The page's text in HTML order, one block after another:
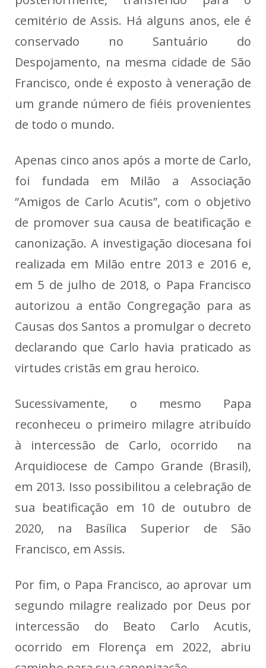
cemitério de Assis. Há alguns anos, ele é
conservado no Santuário do
Despojamento, na mesma cidade de São
Francisco, onde é exposto à veneração de
um grande número de fiéis provenientes
de todo o mundo.
Apenas cinco anos após a morte de Carlo,
foi fundada em Milão a Associação
“Amigos de Carlo Acutis”, com o objetivo
de promover sua causa de beatificação e
canonização. A investigação diocesana foi
realizada em Milão entre 2013 e 2016 e,
em 5 de julho de 2018, o Papa Francisco
autorizou a então Congregação para as
Causas dos Santos a promulgar o decreto
declarando que Carlo havia praticado as
virtudes cristãs em grau heroico.
Sucessivamente, o mesmo Papa
reconheceu o primeiro milagre atribuído
à intercessão de Carlo, ocorrido na
Arquidiocese de Campo Grande (Brasil),
em 2013. Isso possibilitou a celebração de
sua beatificação em 10 de outubro de
2020, na Basílica Superior de São
Francisco, em Assis.
Por fim, o Papa Francisco, ao aprovar um
segundo milagre realizado por Deus por
intercessão do Beato Carlo Acutis,
ocorrido em Florença em 2022, abriu